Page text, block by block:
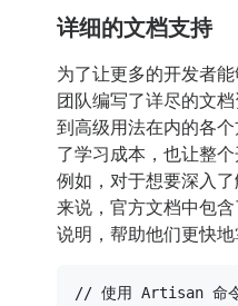
详细的文档支持
为了让更多的开发者
团队编写了详尽的文
到高级用法在内的各
了学习成本，也让整个
例如，对于想要深入
来说，官方文档中包
说明，帮助他们更快地
// 使用 Artisan 命令